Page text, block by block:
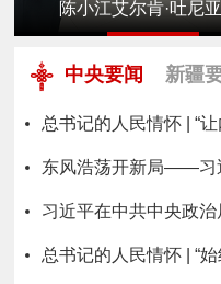
区商务厅调研座谈
中央要闻 新疆
总书记的人民情怀 | “让内
东风浩荡开新局——习近平经济思想
习近平在中共中央政治局第二十七次集体学习时强调 强化
总书记的人民情怀 | “始终同人